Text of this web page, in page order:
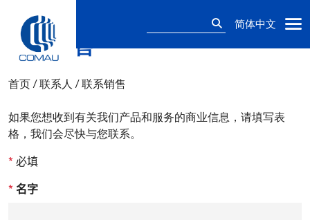
简体中文
联系销售
首页 /联系人 /联系销售
如果您想收到有关我们产品和服务的商业信息，请填写表
格，我们会尽快与您联系。
* 必填
* 名字